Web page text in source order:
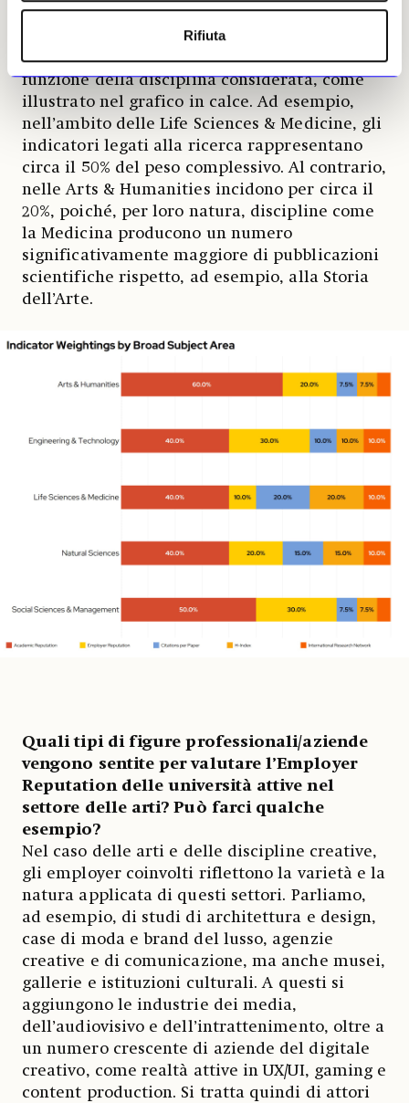
Rifiuta
una forte apertura internazionale.
Il peso attribuito a ciascun indicatore varia in
funzione della disciplina considerata, come
illustrato nel grafico in calce. Ad esempio,
nell’ambito delle Life Sciences & Medicine, gli
indicatori legati alla ricerca rappresentano
circa il 50% del peso complessivo. Al contrario,
nelle Arts & Humanities incidono per circa il
20%, poiché, per loro natura, discipline come
la Medicina producono un numero
significativamente maggiore di pubblicazioni
scientifiche rispetto, ad esempio, alla Storia
dell’Arte.
Quali tipi di figure professionali/aziende
vengono sentite per valutare l’Employer
Reputation delle università attive nel
settore delle arti? Può farci qualche
esempio?
Nel caso delle arti e delle discipline creative,
gli employer coinvolti riflettono la varietà e la
natura applicata di questi settori. Parliamo,
ad esempio, di studi di architettura e design,
case di moda e brand del lusso, agenzie
creative e di comunicazione, ma anche musei,
gallerie e istituzioni culturali. A questi si
aggiungono le industrie dei media,
dell’audiovisivo e dell’intrattenimento, oltre a
un numero crescente di aziende del digitale
creativo, come realtà attive in UX/UI, gaming e
content production. Si tratta quindi di attori